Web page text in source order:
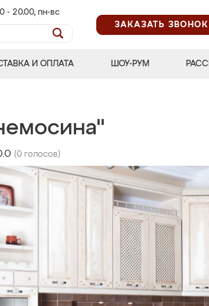
- 20.00, пн-вс
ЗАКАЗАТЬ ЗВОНОК
И ОПЛАТА ШОУ-РУМ
(0 голосов)